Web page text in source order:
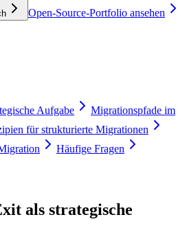
Open-Source-Portfolio ansehen
Aufgabe
Migrationspfade im
für strukturierte Migrationen
Häufige Fragen
als strategische